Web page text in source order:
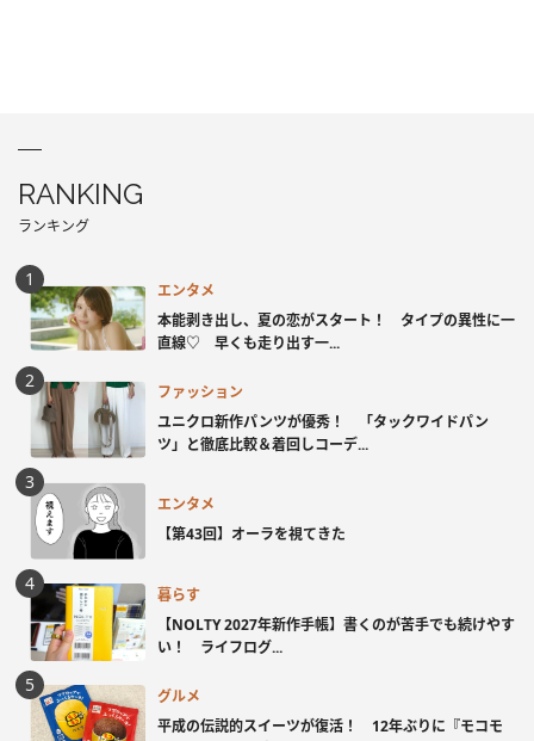
RANKING
ランキング
エンタメ
本能剥き出し、夏の恋がスタート！ タイプの異性に一
直線♡ 早くも走り出す一...
ファッション
ユニクロ新作パンツが優秀！ 「タックワイドパン
ツ」と徹底比較＆着回しコーデ...
エンタメ
【第43回】オーラを視てきた
暮らす
【NOLTY 2027年新作手帳】書くのが苦手でも続けやす
い！ ライフログ...
グルメ
平成の伝説的スイーツが復活！ 12年ぶりに『モコモ